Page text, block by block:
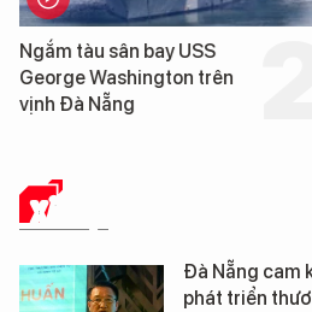
Cảnh sát diễn tập đấu
súng với khủng bố, bảo vệ
yếu nhân
XÃ HỘI
Đà Nẵng cam
phát triển